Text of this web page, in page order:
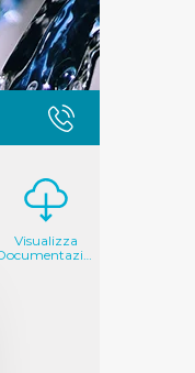
Visualizza
Documentazione